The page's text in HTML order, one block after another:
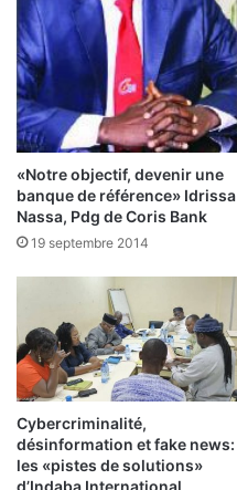
u
i
s
’
e
s
p
a
s
é
d
e
f
o
n
d
:
«
e
u
r
k
i
n
a
a
«Notre objectif, devenir une
banque de référence» Idrissa
Nassa, Pdg de Coris Bank
19 septembre 2014
Cybercriminalité,
désinformation et fake news:
les «pistes de solutions»
d’Indaba International